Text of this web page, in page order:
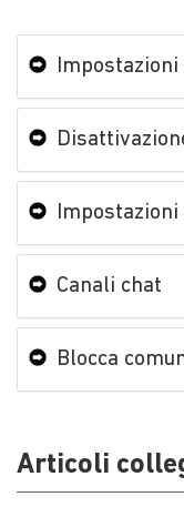
Canali chat
Blocca
Articoli